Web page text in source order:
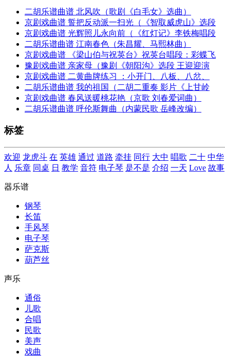
二胡乐谱曲谱 北风吹（歌剧《白毛女》选曲）
京剧戏曲谱 誓把反动派一扫光（《智取威虎山》选段
京剧戏曲谱 光辉照儿永向前（《红灯记》李铁梅唱段
二胡乐谱曲谱 江南春色（朱昌耀、马熙林曲）
京剧戏曲谱 《梁山伯与祝英台》祝英台唱段：彩蝶飞
豫剧戏曲谱 亲家母（豫剧《朝阳沟》选段 王迎迎演
京剧戏曲谱 二黄曲牌练习 ：小开门、八板、八岔、
二胡乐谱曲谱 我的祖国（二胡二重奏 影片《上甘岭
京剧戏曲谱 春风送暖桃花艳（京歌 刘春爱词曲）
二胡乐谱曲谱 呼伦斯舞曲（内蒙民歌 岳峰改编）
标签
欢迎 龙虎斗 在 英雄 通过 道路 牵挂 同行 大中 唱歌 二十 中华
人 乐章 同桌 日 教学 音符 电子琴 是不是 介绍 一天 Love 故事
器乐谱
钢琴
长笛
手风琴
电子琴
萨克斯
葫芦丝
声乐
通俗
儿歌
合唱
民歌
美声
戏曲